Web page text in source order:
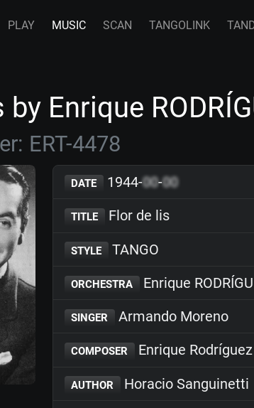
PLAY MUSIC SCAN TANGOLINK
Enrique
ERT-4478
DATE 1944-00-00
TITLE Flor de lis
STYLE TANGO
ORCHESTRA Enrique
SINGER Armando Moreno
COMPOSER Enrique Rodríguez
AUTHOR Horacio Sanguinetti